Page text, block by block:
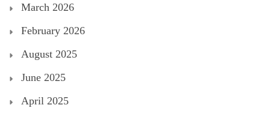
March 2026
February 2026
August 2025
June 2025
April 2025